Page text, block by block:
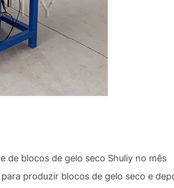
de blocos de gelo seco Shuliy no mês
produzir blocos de gelo seco e